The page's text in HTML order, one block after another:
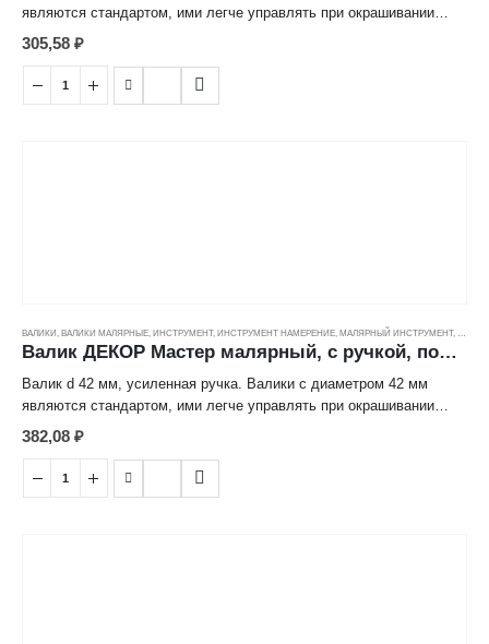
являются стандартом, ими легче управлять при окрашивании
поверхностей. Полиакрил зеленый подходит для фасадных и
декоративных работ, благодаря высокому ворсу.
305,58 ₽
ВАЛИКИ ВАЛИКИ МАЛЯРНЫЕ ИНСТРУМЕНТ, ИНСТРУМЕНТ НАМЕРЕНИЕ МАЛЯРНЫЙ ИНСТРУМЕНТ,
Валик ДЕКОР Мастер малярный, с ручкой, полиакрил зеленый (18/42/8мм) (240мм)
Валик d 42 мм, усиленная ручка. Валики с диаметром 42 мм
являются стандартом, ими легче управлять при окрашивании
поверхностей. Полиакрил зеленый подходит для фасадных и
декоративных работ, благодаря высокому ворсу.
382,08 ₽